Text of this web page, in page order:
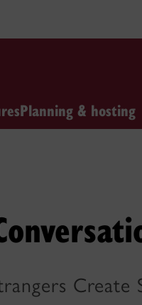
Planning & hosting
Create